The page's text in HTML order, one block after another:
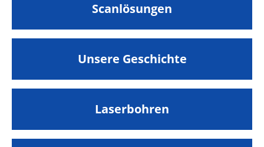
Scanlösungen
Unsere Geschichte
Laserbohren